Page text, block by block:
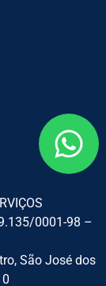
0001-98 –
São José dos